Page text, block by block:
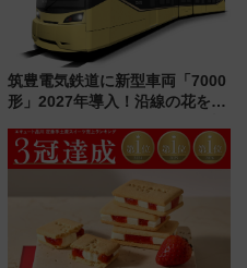
筑豊電気鉄道に新型車両「7000
形」2027年導入！沿線の花をイ
内は落ち着いたゆとりある空間
に